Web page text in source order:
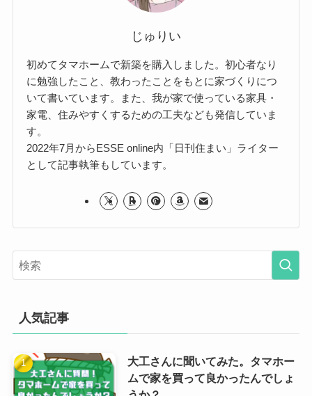
じゅりい
初めてタマホームで新築を購入しました。初心者なり
に勉強したこと、教わったことをもとに家づくりにつ
いて書いています。また、我が家で使っている家具・
家電、住みやすくするための工夫なども発信していま
す。
2022年7月からESSE online内「日刊住まい」ライター
として記事執筆もしています。
人気記事
大工さんに聞いてみた。タマホー
ムで家を買って良かったんでしょ